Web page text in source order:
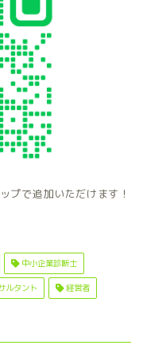
プで追加いただけます！
中小企業診断士
ルタント 経営者